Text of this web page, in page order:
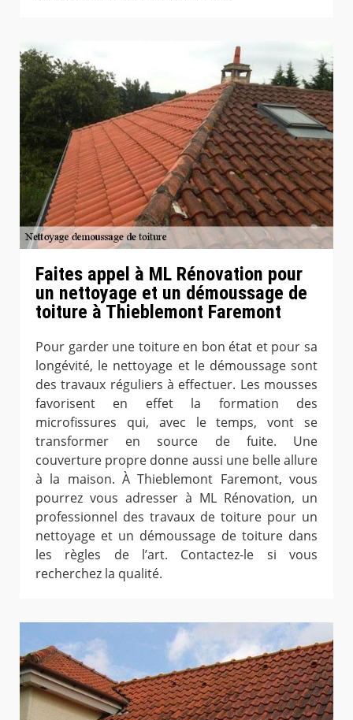
Faites appel à ML Rénovation pour
un nettoyage et un démoussage de
toiture à Thieblemont Faremont
Pour garder une toiture en bon état et pour sa
longévité, le nettoyage et le démoussage sont
des travaux réguliers à effectuer. Les mousses
favorisent en effet la formation des
microfissures qui, avec le temps, vont se
transformer en source de fuite. Une
couverture propre donne aussi une belle allure
à la maison. À Thieblemont Faremont, vous
pourrez vous adresser à ML Rénovation, un
professionnel des travaux de toiture pour un
nettoyage et un démoussage de toiture dans
les règles de l’art. Contactez-le si vous
recherchez la qualité.